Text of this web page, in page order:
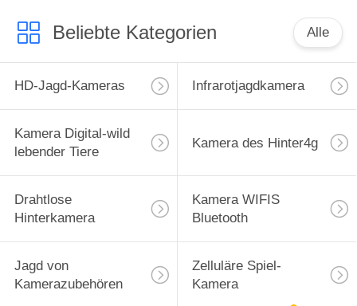
Beliebte Kategorien Alle
HD-Jagd-Kameras Infrarotjagdkamera
Kamera Digital-wild
lebender Tiere
Kamera des Hinter4g
Drahtlose
Hinterkamera
Kamera WIFIS
Bluetooth
Jagd von
Kamerazubehören
Zelluläre Spiel-
Kamera